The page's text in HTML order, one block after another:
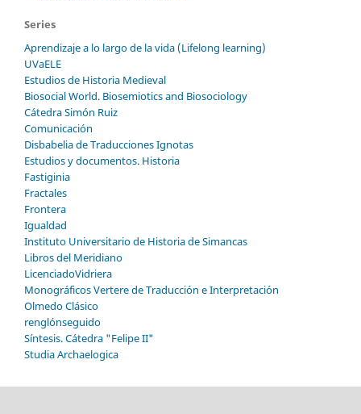
Series
Aprendizaje a lo largo de la vida (Lifelong learning)
UVaELE
Estudios de Historia Medieval
Biosocial World. Biosemiotics and Biosociology
Cátedra Simón Ruiz
Comunicación
Disbabelia de Traducciones Ignotas
Estudios y documentos. Historia
Fastiginia
Fractales
Frontera
Igualdad
Instituto Universitario de Historia de Simancas
Libros del Meridiano
LicenciadoVidriera
Monográficos Vertere de Traducción e Interpretación
Olmedo Clásico
renglónseguido
Síntesis. Cátedra "Felipe II"
Studia Archaelogica